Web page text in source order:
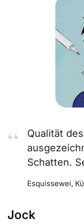
Qualität
Schatten.
Esquissewei,
Jock